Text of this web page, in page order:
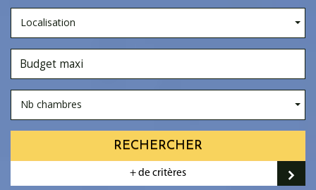
Localisation
Nb chambres
RECHERCHER
+ de critères